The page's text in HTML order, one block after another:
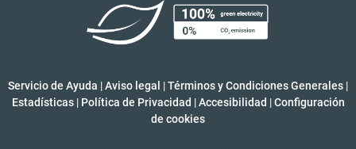
Servicio de Ayuda |Aviso legal |Términos y Condiciones Generales |
Estadísticas | Política de Privacidad | Accesibilidad | Configuración
de cookies